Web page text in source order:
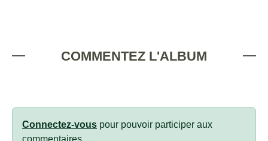
COMMENTEZ L'ALBUM
Connectez-vous pour pouvoir participer aux